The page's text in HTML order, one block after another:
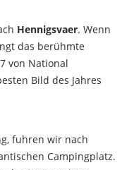
Hennigsvaer. Wenn
das berühmte
von National
Bild des Jahres
fuhren wir nach
Campingplatz.